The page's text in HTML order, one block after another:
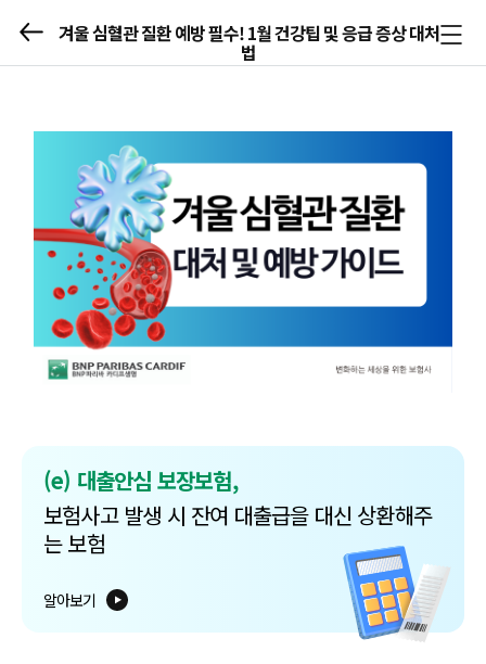
겨울 심혈관 질환 예방 필수! 1월 건강팁 및 응급 증상 대처
법
메뉴
열기/
(e) 대출안심 보장보험,
보험사고 발생 시 잔여 대출급을 대신 상환해주
는 보험
알아보기